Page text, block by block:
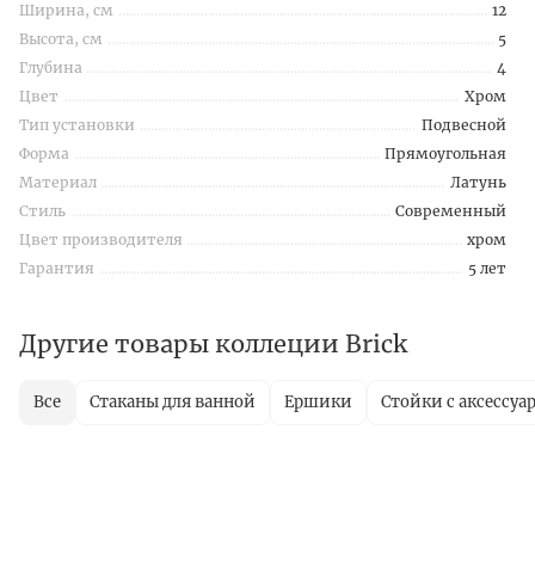
Ширина, см
12
Высота, см
5
Глубина
4
Цвет
Хром
Тип установки
Подвесной
Форма
Прямоугольная
Материал
Латунь
Стиль
Современный
Цвет производителя
хром
Гарантия
5 лет
Другие товары коллеции Brick
Все Стаканы для ванной Ершики Стойки с